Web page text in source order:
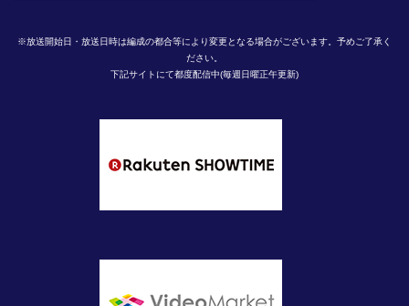
※放送開始日・放送日時は編成の都合等により変更となる場合がございます。予めご了承く
ださい。
下記サイトにて都度配信中(毎週日曜正午更新)